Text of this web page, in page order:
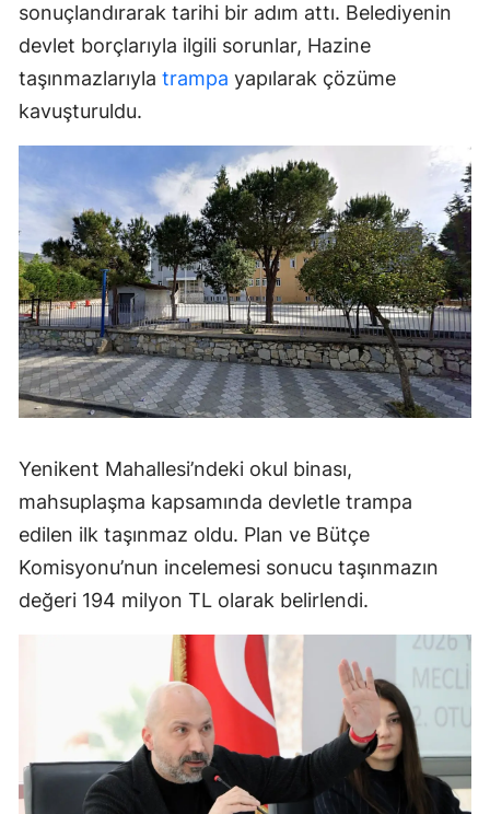
sonuçlandırarak tarihi bir adım attı. Belediyenin
devlet borçlarıyla ilgili sorunlar, Hazine
taşınmazlarıyla trampa yapılarak çözüme
kavuşturuldu.
Yenikent Mahallesi’ndeki okul binası,
mahsuplaşma kapsamında devletle trampa
edilen ilk taşınmaz oldu. Plan ve Bütçe
Komisyonu’nun incelemesi sonucu taşınmazın
değeri 194 milyon TL olarak belirlendi.